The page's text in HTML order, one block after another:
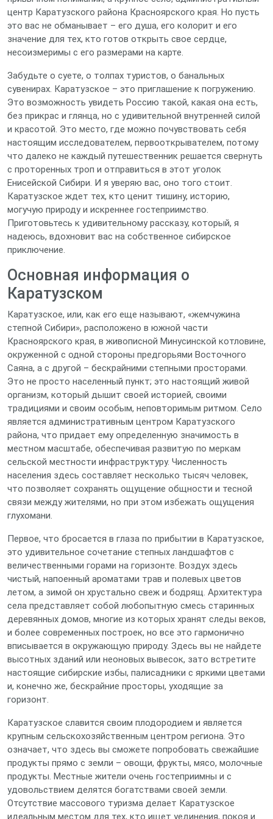
центр Каратузского района Красноярского края. Но пусть
это вас не обманывает – его душа, его колорит и его
значение для тех, кто готов открыть свое сердце,
несоизмеримы с его размерами на карте.
Забудьте о суете, о толпах туристов, о банальных
сувенирах. Каратузское – это приглашение к погружению.
Это возможность увидеть Россию такой, какая она есть,
без прикрас и глянца, но с удивительной внутренней силой
и красотой. Это место, где можно почувствовать себя
настоящим исследователем, первооткрывателем, потому
что далеко не каждый путешественник решается свернуть
с проторенных троп и отправиться в этот уголок
Енисейской Сибири. И я уверяю вас, оно того стоит.
Каратузское ждет тех, кто ценит тишину, историю,
могучую природу и искреннее гостеприимство.
Приготовьтесь к удивительному рассказу, который, я
надеюсь, вдохновит вас на собственное сибирское
приключение.
Основная информация о
Каратузском
Каратузское, или, как его еще называют, «жемчужина
степной Сибири», расположено в южной части
Красноярского края, в живописной Минусинской котловине,
окруженной с одной стороны предгорьями Восточного
Саяна, а с другой – бескрайними степными просторами.
Это не просто населенный пункт; это настоящий живой
организм, который дышит своей историей, своими
традициями и своим особым, неповторимым ритмом. Село
является административным центром Каратузского
района, что придает ему определенную значимость в
местном масштабе, обеспечивая развитую по меркам
сельской местности инфраструктуру. Численность
населения здесь составляет несколько тысяч человек,
что позволяет сохранять ощущение общности и тесной
связи между жителями, но при этом избежать ощущения
глухомани.
Первое, что бросается в глаза по прибытии в Каратузское,
это удивительное сочетание степных ландшафтов с
величественными горами на горизонте. Воздух здесь
чистый, напоенный ароматами трав и полевых цветов
летом, а зимой он хрустально свеж и бодрящ. Архитектура
села представляет собой любопытную смесь старинных
деревянных домов, многие из которых хранят следы веков,
и более современных построек, но все это гармонично
вписывается в окружающую природу. Здесь вы не найдете
высотных зданий или неоновых вывесок, зато встретите
настоящие сибирские избы, палисадники с яркими цветами
и, конечно же, бескрайние просторы, уходящие за
горизонт.
Каратузское славится своим плодородием и является
крупным сельскохозяйственным центром региона. Это
означает, что здесь вы сможете попробовать свежайшие
продукты прямо с земли – овощи, фрукты, мясо, молочные
продукты. Местные жители очень гостеприимны и с
удовольствием делятся богатствами своей земли.
Отсутствие массового туризма делает Каратузское
идеальным местом для тех, кто ищет уединения, покоя и